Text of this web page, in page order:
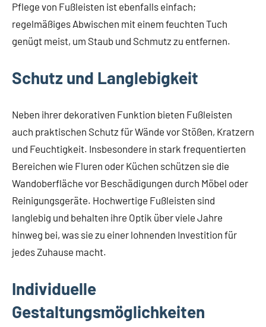
Pflege von Fußleisten ist ebenfalls einfach;
regelmäßiges Abwischen mit einem feuchten Tuch
genügt meist, um Staub und Schmutz zu entfernen.
Schutz und Langlebigkeit
Neben ihrer dekorativen Funktion bieten Fußleisten
auch praktischen Schutz für Wände vor Stößen, Kratzern
und Feuchtigkeit. Insbesondere in stark frequentierten
Bereichen wie Fluren oder Küchen schützen sie die
Wandoberfläche vor Beschädigungen durch Möbel oder
Reinigungsgeräte. Hochwertige Fußleisten sind
langlebig und behalten ihre Optik über viele Jahre
hinweg bei, was sie zu einer lohnenden Investition für
jedes Zuhause macht.
Individuelle
Gestaltungsmöglichkeiten